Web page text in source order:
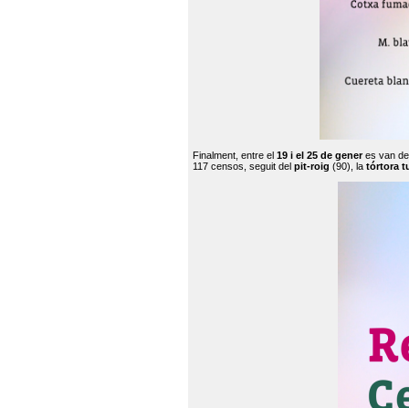
Finalment, entre el 19 i el 25 de generes van
117 censos, seguit del pit-roig (90), la tórtora